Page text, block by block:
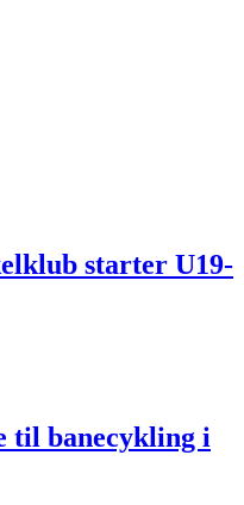
starter U19-
til banecykling i